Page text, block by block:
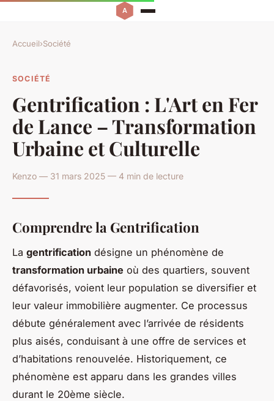
Accueil›Société
SOCIÉTÉ
Gentrification : L'Art en Fer
de Lance – Transformation
Urbaine et Culturelle
Kenzo — 31 mars 2025 — 4 min de lecture
Comprendre la Gentrification
La gentrification désigne un phénomène de
transformation urbaine où des quartiers, souvent
défavorisés, voient leur population se diversifier et
leur valeur immobilière augmenter. Ce processus
débute généralement avec l’arrivée de résidents
plus aisés, conduisant à une offre de services et
d’habitations renouvelée. Historiquement, ce
phénomène est apparu dans les grandes villes
durant le 20ème siècle.